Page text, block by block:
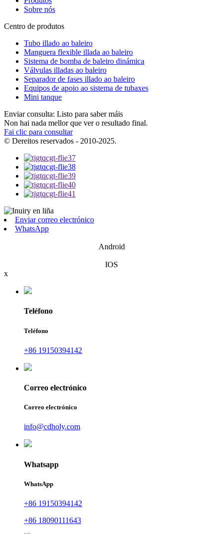
Sobre nós
Centro de produtos
Tubo illado ao baleiro
Manguera flexible illada ao baleiro
Sistema de bomba de baleiro dinámica
Válvulas illadas ao baleiro
Separador de fases illado ao baleiro
Equipos de apoio ao sistema de tubaxes
Mini tanque
Enviar consulta: Listo para saber máis
Non hai nada mellor que ver o resultado final.
Fai clic para consultar
© Dereitos reservados - 2010-2025.
Enviar correo electrónico
WhatsApp
Android
IOS
x
Teléfono
Teléfono
+86 19150394142
Correo electrónico
Correo electrónico
info@cdholy.com
Whatsapp
WhatsApp
+86 19150394142
+86 18090111643